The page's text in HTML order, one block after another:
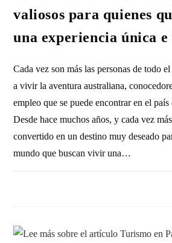
valiosos para quienes
una experiencia única
Cada vez son más las personas de todo
a vivir la aventura australiana,
empleo que se puede encontrar en el
Desde hace muchos años, y cada vez
convertido en un destino muy deseado
mundo que buscan vivir una…